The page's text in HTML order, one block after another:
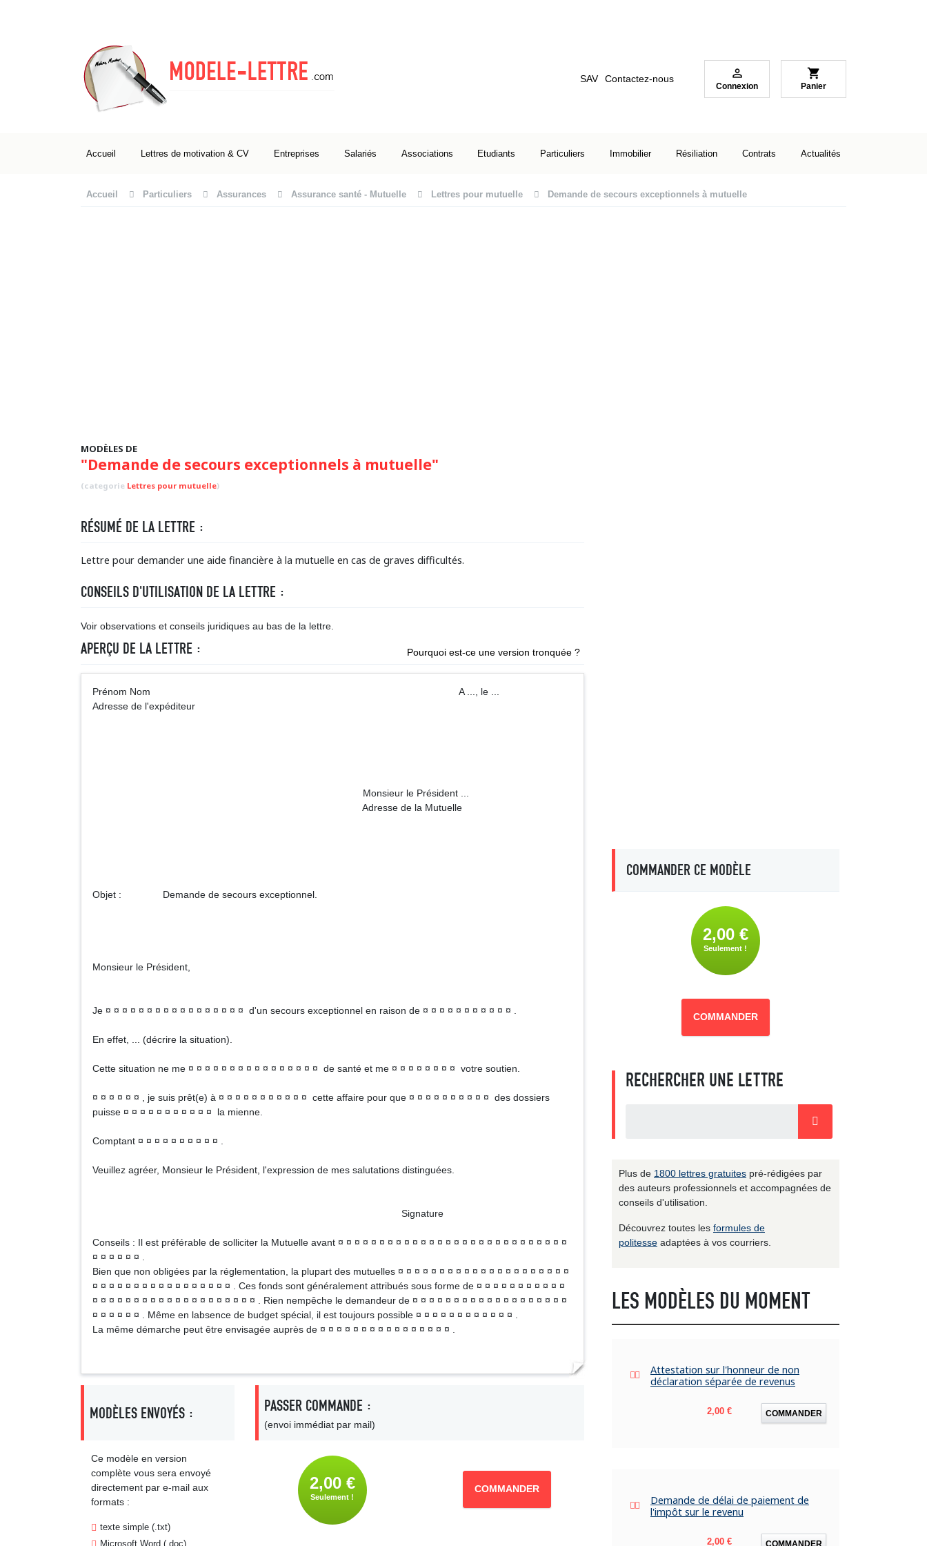
SAV Contactez-nous 
Connexion
shopping_cart
Panier
Accueil Lettres de motivation & CV Entreprises Salariés Associations Etudiants Particuliers Immobilier Résiliation Contrats Actualités
Accueil Particuliers Assurances Assurance santé - Mutuelle Lettres pour mutuelle Demande de secours exceptionnels à mutuelle
MODÈLES DE
"Demande de secours exceptionnels à mutuelle"
(categorie Lettres pour mutuelle)
RÉSUMÉ DE LA LETTRE :
Lettre pour demander une aide financière à la mutuelle en cas de graves difficultés.
CONSEILS D'UTILISATION DE LA LETTRE :
Voir observations et conseils juridiques au bas de la lettre.
APERÇU DE LA LETTRE : Pourquoi est-ce une version tronquée ?
Prénom Nom A ..., le ...
Adresse de l'expéditeur
Monsieur le Président ...
Adresse de la Mutuelle
Objet : Demande de secours exceptionnel.
Monsieur le Président,
Je ¤ ¤ ¤ ¤ ¤ ¤ ¤ ¤ ¤ ¤ ¤ ¤ ¤ ¤ ¤ ¤ ¤ d'un secours exceptionnel en raison de ¤ ¤ ¤ ¤ ¤ ¤ ¤ ¤ ¤ ¤ ¤ .
En effet, ... (décrire la situation).
Cette situation ne me ¤ ¤ ¤ ¤ ¤ ¤ ¤ ¤ ¤ ¤ ¤ ¤ ¤ ¤ ¤ ¤ de santé et me ¤ ¤ ¤ ¤ ¤ ¤ ¤ ¤ votre soutien.
¤ ¤ ¤ ¤ ¤ ¤ , je suis prêt(e) à ¤ ¤ ¤ ¤ ¤ ¤ ¤ ¤ ¤ ¤ ¤ cette affaire pour que ¤ ¤ ¤ ¤ ¤ ¤ ¤ ¤ ¤ ¤ des dossiers
puisse ¤ ¤ ¤ ¤ ¤ ¤ ¤ ¤ ¤ ¤ ¤ la mienne.
Comptant ¤ ¤ ¤ ¤ ¤ ¤ ¤ ¤ ¤ ¤ .
Veuillez agréer, Monsieur le Président, l'expression de mes salutations distinguées.
Signature
Conseils : Il est préférable de solliciter la Mutuelle avant ¤ ¤ ¤ ¤ ¤ ¤ ¤ ¤ ¤ ¤ ¤ ¤ ¤ ¤ ¤ ¤ ¤ ¤ ¤ ¤ ¤ ¤ ¤ ¤ ¤ ¤ ¤ ¤
¤ ¤ ¤ ¤ ¤ ¤ .
Bien que non obligées par la réglementation, la plupart des mutuelles ¤ ¤ ¤ ¤ ¤ ¤ ¤ ¤ ¤ ¤ ¤ ¤ ¤ ¤ ¤ ¤ ¤ ¤ ¤ ¤ ¤
¤ ¤ ¤ ¤ ¤ ¤ ¤ ¤ ¤ ¤ ¤ ¤ ¤ ¤ ¤ ¤ ¤ . Ces fonds sont généralement attribués sous forme de ¤ ¤ ¤ ¤ ¤ ¤ ¤ ¤ ¤ ¤ ¤
¤ ¤ ¤ ¤ ¤ ¤ ¤ ¤ ¤ ¤ ¤ ¤ ¤ ¤ ¤ ¤ ¤ ¤ ¤ ¤ . Rien nempêche le demandeur de ¤ ¤ ¤ ¤ ¤ ¤ ¤ ¤ ¤ ¤ ¤ ¤ ¤ ¤ ¤ ¤ ¤ ¤ ¤
¤ ¤ ¤ ¤ ¤ ¤ . Même en labsence de budget spécial, il est toujours possible ¤ ¤ ¤ ¤ ¤ ¤ ¤ ¤ ¤ ¤ ¤ ¤ .
La même démarche peut être envisagée auprès de ¤ ¤ ¤ ¤ ¤ ¤ ¤ ¤ ¤ ¤ ¤ ¤ ¤ ¤ ¤ ¤ .
MODÈLES ENVOYÉS :
Ce modèle en version
complète vous sera envoyé
directement par e-mail aux
formats :
texte simple (.txt)
Microsoft Word (.doc)
PASSER COMMANDE :
(envoi immédiat par mail)
2,00 €
Seulement !
COMMANDER
COMMANDER CE MODÈLE
2,00 €
Seulement !
COMMANDER
RECHERCHER UNE LETTRE
Plus de 1800 lettres gratuites pré-rédigées par
des auteurs professionnels et accompagnées de
conseils d'utilisation.
Découvrez toutes les formules de
politesse adaptées à vos courriers.
LES MODÈLES DU MOMENT
Attestation sur l'honneur de non
déclaration séparée de revenus
Prix
2,00 € COMMANDER
Demande de délai de paiement de
l'impôt sur le revenu
Prix
2,00 € COMMANDER